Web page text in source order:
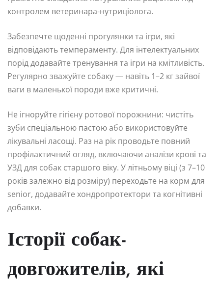
контролем ветеринара-нутриціолога.
Забезпечте щоденні прогулянки та ігри, які
відповідають темпераменту. Для інтелектуальних
порід додавайте тренування та ігри на кмітливість.
Регулярно зважуйте собаку — навіть 1–2 кг зайвої
ваги в маленької породи вже критичні.
Не ігноруйте гігієну ротової порожнини: чистіть
зуби спеціальною пастою або використовуйте
лікувальні ласощі. Раз на рік проводьте повний
профілактичний огляд, включаючи аналізи крові та
УЗД для собак старшого віку. У літньому віці (з 7–10
років залежно від розміру) переходьте на корм для
senior, додавайте хондропротектори та когнітивні
добавки.
Історії собак-
довгожителів, які